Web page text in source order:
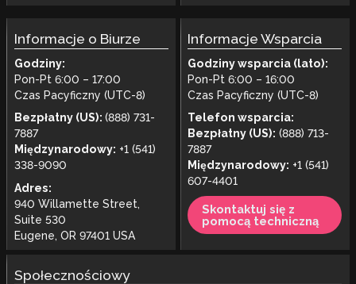
Informacje o Biurze
Godziny:
Pon-Pt 6:00 – 17:00
Czas Pacyficzny (UTC-8)
Bezpłatny (US): (888) 731-
7887
Międzynarodowy: +1 (541)
338-9090
Adres:
940 Willamette Street,
Suite 530
Eugene, OR 97401 USA
Informacje Wsparcia
Godziny wsparcia (lato):
Pon-Pt 6:00 – 16:00
Czas Pacyficzny (UTC-8)
Telefon wsparcia:
Bezpłatny (US): (888) 713-
7887
Międzynarodowy: +1 (541)
607-4401
Skontaktuj się z
pomocą techniczną
Społecznościowy